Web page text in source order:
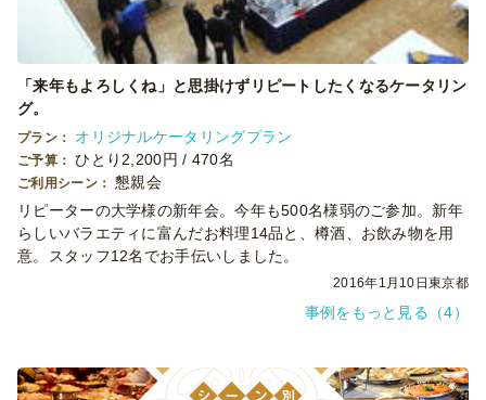
「来年もよろしくね」と思掛けずリピートしたくなるケータリン
グ。
プラン： オリジナルケータリングプラン
ご予算： ひとり2,200円 / 470名
ご利用シーン： 懇親会
リピーターの大学様の新年会。今年も500名様弱のご参加。新年
らしいバラエティに富んだお料理14品と、樽酒、お飲み物を用
意。スタッフ12名でお手伝いしました。
2016年1月10日東京都
事例をもっと見る（4）